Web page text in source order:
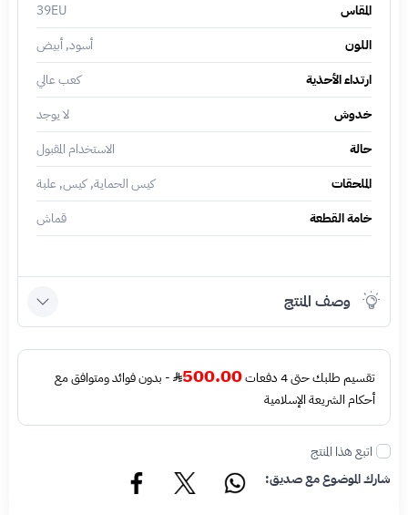
المقاس
39EU
اللون
أسود, أبيض
ارتداء الأحذية
كعب عالي
خدوش
لا يوجد
حالة
الاستخدام المقبول
الملحقات
كيس الحماية, كيس, علبة
خامة القطعة
قماش
وصف المنتج
تقسيم طلبك حتى 4 دفعات 500.00
- بدون فوائد ومتوافق مع
أحكام الشريعة الإسلامية
اتبع هذا المنتج
شارك الموضوع مع صديق: